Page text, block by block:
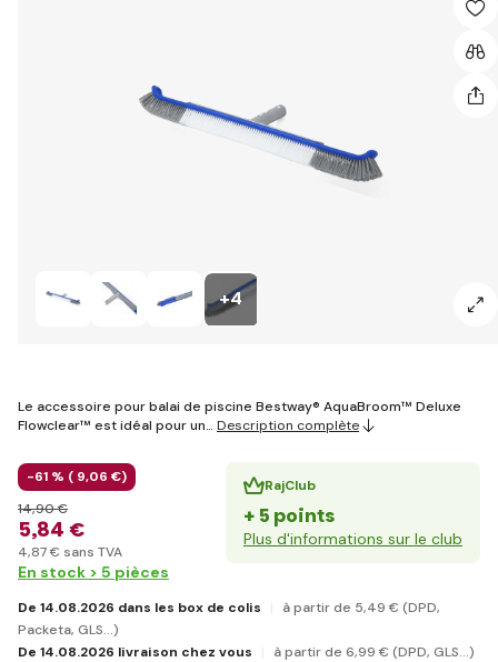
+4
Le accessoire pour balai de piscine Bestway® AquaBroom™ Deluxe
Flowclear™ est idéal pour un… Description complète
-61 % ( 9,06 €)
5,84 €
14,90 €
4,87 € sans TVA
RajClub
+ 5 points
Plus d'informations sur le club
En stock > 5 pièces
De 14.08.2026 dans les box de colis à partir de 5,49 € (DPD,
Packeta, GLS...)
De 14.08.2026 livraison chez vous
à partir de 6,99 € (DPD, GLS...)